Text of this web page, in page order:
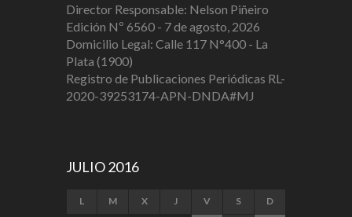
Director Responsable: Nelson Piñeiro
Edición Nº 6560 - 7 de agosto, 2026
Domicilio Legal: Calle 117 N°400 - La
Plata (1900)
Registro de Publicaciones Periódicas RL-
2020-39253174-APN-DNDA#MJ
JULIO 2016
L M X J V S D